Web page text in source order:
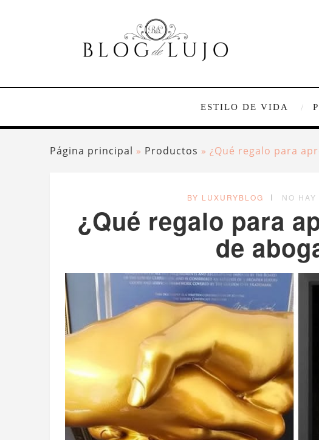
ESTILO DE VIDA
Página principal » Productos » ¿Qué regalo para
BY LUXURYBLOG NO HAY
¿Qué regalo para
de